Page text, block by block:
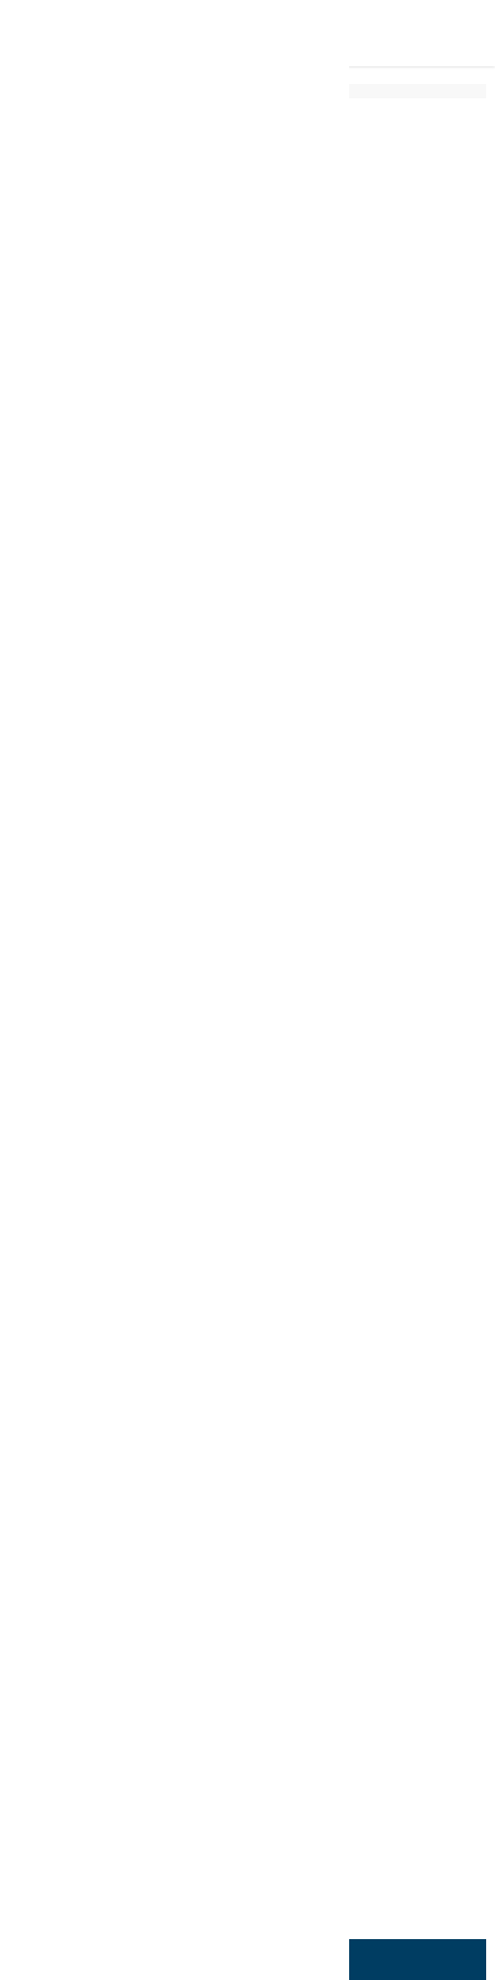
ensimmäisessä
ja Oulun Taiteilijaseura -63 ry
avulla sekä historiallisen
valmistunut
kuullaan kertomuksia
ja kaipuun, jonka
joista viimeisin New Yorkista
pienistä postikorteista, joita
Lekojen kannustavat ohjeet
Kärkkäinen.
poliittisesti kantaaottavia
Samassa tilassa
taiteilijat ovat Hannele
ground floor of Oulu Museum
creative process and the
world. There'll also be
backgrounds and the
grief and longing from losing a
a trip from New York to San
that Kaisa sent to her
life advices to the children as
Finland, illustrated by 101
Kati Kovacs and Reijo
artwork from the recent
2.12. to 10.12. In the same
Stålnacke, curated by Harri